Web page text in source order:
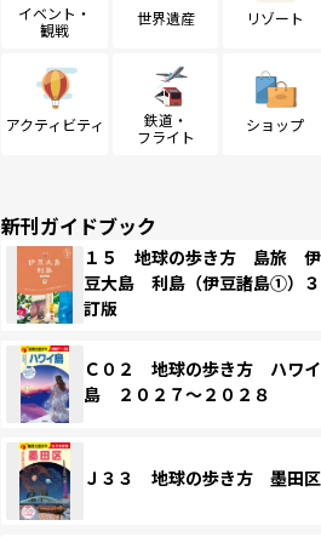
イベント・
観戦
世界遺産 リゾート
アクティビティ
鉄道・
フライト
ショップ
新刊ガイドブック
１５ 地球の歩き方 島旅 伊
豆大島 利島（伊豆諸島①）３
訂版
Ｃ０２ 地球の歩き方 ハワイ
島 ２０２７～２０２８
Ｊ３３ 地球の歩き方 墨田区